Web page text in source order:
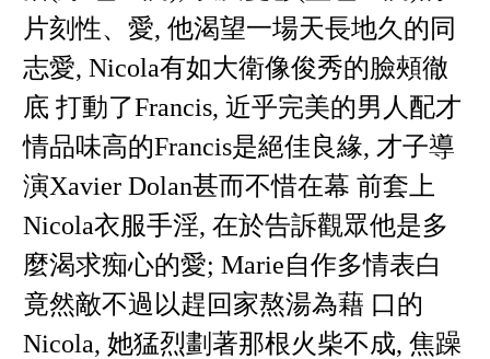
片刻性、愛, 他渴望一場天長地久的同
志愛, Nicola有如大衛像俊秀的臉頰徹
底 打動了Francis, 近乎完美的男人配才
情品味高的Francis是絕佳良緣, 才子導
演Xavier Dolan甚而不惜在幕 前套上
Nicola衣服手淫, 在於告訴觀眾他是多
麼渴求痴心的愛; Marie自作多情表白
竟然敵不過以趕回家熬湯為藉 口的
Nicola, 她猛烈劃著那根火柴不成, 焦躁